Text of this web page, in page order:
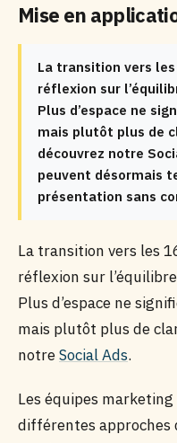
Mise en
La transition vers
réflexion sur
Plus d’espace ne
mais plutôt plus de
découvrez notre
peuvent désormais
présentation sans
La transition vers les
réflexion sur
Plus d’espace ne
mais plutôt plus de
notreSocial Ads.
Les équipes
différentes approches